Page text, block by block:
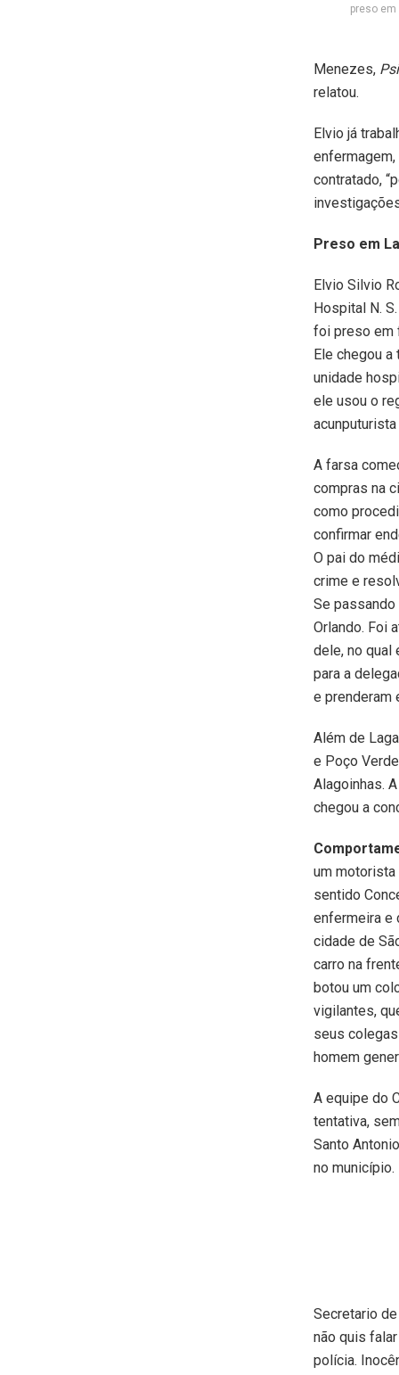
preso
Menezes,
relatou.
Elvio já
contratado,
Preso em
Elvio Silvio
Hospital N.
foi preso em
Ele chegou
unidade
ele usou o
A farsa
compras na
como
confirmar
O pai do
crime e
Se passando
Orlando. Foi
dele, no qual
para a
e prenderam
Além de
e Poço
Alagoinhas.
chegou a
um motorista
sentido
enfermeira e
cidade de
carro na
botou um
vigilantes,
seus
homem
A equipe do
tentativa,
Santo
no município.
Secretario
não quis
polícia.